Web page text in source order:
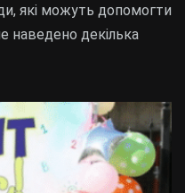
які можуть допомогти
наведено декілька